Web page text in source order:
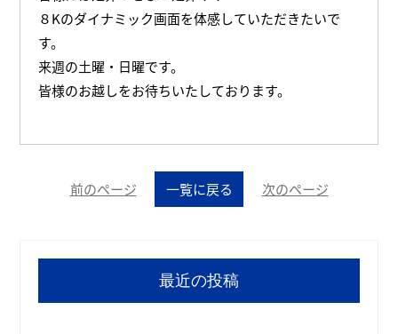
８Kのダイナミック画面を体感していただきたいで
す。
来週の土曜・日曜です。
皆様のお越しをお待ちいたしております。
前のページ 一覧に戻る 次のページ
最近の投稿